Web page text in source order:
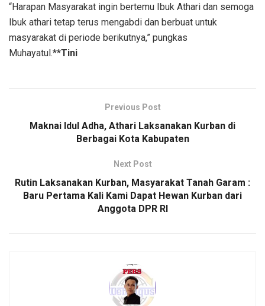
“Harapan Masyarakat ingin bertemu Ibuk Athari dan semoga
Ibuk athari tetap terus mengabdi dan berbuat untuk
masyarakat di periode berikutnya,” pungkas
Muhayatul.**Tini
Previous Post
Maknai Idul Adha, Athari Laksanakan Kurban di
Berbagai Kota Kabupaten
Next Post
Rutin Laksanakan Kurban, Masyarakat Tanah Garam :
Baru Pertama Kali Kami Dapat Hewan Kurban dari
Anggota DPR RI